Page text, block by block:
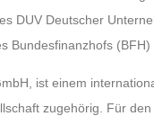
DUV Deutscher
Bundesfinanzhofs
ist einem
zugehörig. Für